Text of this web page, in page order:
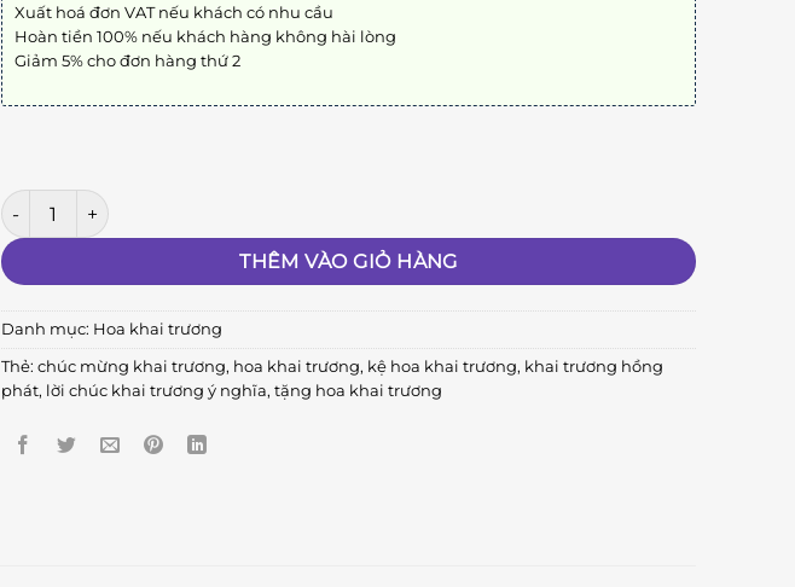
Xuất hoá đơn VAT nếu khách có nhu cầu
Hoàn tiền 100% nếu khách hàng không hài lòng
Giảm 5% cho đơn hàng thứ 2
Khai Trương Hồng Phát số lượng
THÊM VÀO GIỎ HÀNG
Danh mục: Hoa khai trương
Thẻ: chúc mừng khai trương, hoa khai trương, kệ hoa khai trương, khai trương hồng
phát, lời chúc khai trương ý nghĩa, tặng hoa khai trương